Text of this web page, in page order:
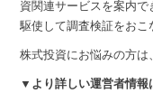
資関連サービスを案内で
駆使して調査検証をおこ
株式投資にお悩みの方は
▼より詳しい運営者情報